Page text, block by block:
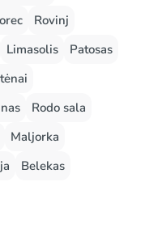
Rovinj
Limasolis
Patosas
Rodo sala
Maljorka
Belekas